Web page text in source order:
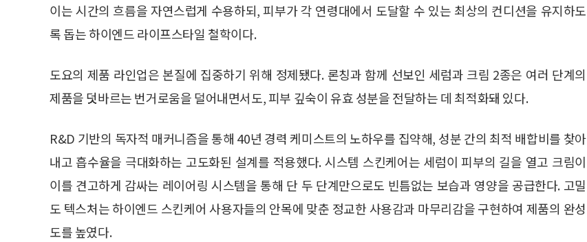
이는 시간의 흐름을 자연스럽게 수용하되, 피부가 각 연령대에서 도달할 수 있는 최상의 컨디션을 유지하도
록 돕는 하이엔드 라이프스타일 철학이다.
도요의 제품 라인업은 본질에 집중하기 위해 정제됐다. 론칭과 함께 선보인 세럼과 크림 2종은 여러 단계의
제품을 덧바르는 번거로움을 덜어내면서도, 피부 깊숙이 유효 성분을 전달하는 데 최적화돼 있다.
R&D 기반의 독자적 매커니즘을 통해 40년 경력 케미스트의 노하우를 집약해, 성분 간의 최적 배합비를 찾아
내고 흡수율을 극대화하는 고도화된 설계를 적용했다. 시스템 스킨케어는 세럼이 피부의 길을 열고 크림이
이를 견고하게 감싸는 레이어링 시스템을 통해 단 두 단계만으로도 빈틈없는 보습과 영양을 공급한다. 고밀
도 텍스처는 하이엔드 스킨케어 사용자들의 안목에 맞춘 정교한 사용감과 마무리감을 구현하여 제품의 완성
도를 높였다.